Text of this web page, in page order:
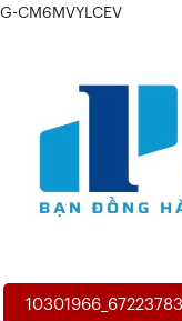
G-CM6MVYLCEV